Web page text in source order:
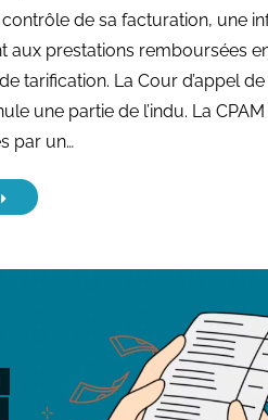
contrôle de sa facturation, une
aux prestations remboursées
tarification. La Cour d’appel
une partie de l’indu. La
par un…